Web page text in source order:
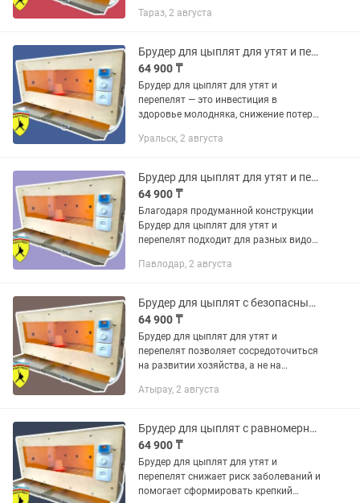
Брудер для цыплят для утят и
подойдет...
Тараз, 2 августа
Брудер для цыплят для утят и перепелят компактный
64 900 ₸
Брудер для цыплят для утят и
перепелят — это инвестиция в
здоровье молодняка, снижение потерь
хозяйства. Используя Брудер для
KADYROV...
Уральск, 2 августа
Брудер для цыплят для утят и перепелят фермерский
64 900 ₸
Благодаря продуманной конструкции
Брудер для цыплят для утят и
перепелят подходит для разных видов
задачи. Брудер для цыплят для утят и
Павлодар, 2 августа
Брудер для цыплят с безопасным обогревом молодняка
64 900 ₸
Брудер для цыплят для утят и
перепелят позволяет сосредоточиться
на развитии хозяйства, а не на
и уходом. Если вы хотите получить
Атырау, 2 августа
Брудер для цыплят с равномерным теплом для молодняка
64 900 ₸
Брудер для цыплят для утят и
перепелят снижает риск заболеваний и
помогает сформировать крепкий